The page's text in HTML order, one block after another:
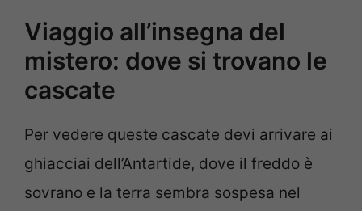
Viaggio all’insegna del
mistero: dove si trovano le
cascate
Per vedere queste cascate devi arrivare ai
ghiacciai dell’Antartide, dove il freddo è
sovrano e la terra sembra sospesa nel